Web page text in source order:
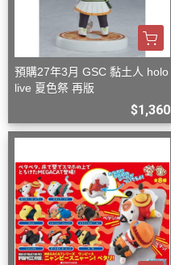
預購27年3月 GSC 黏土人 holo
live 夏色祭 再版
$1,360